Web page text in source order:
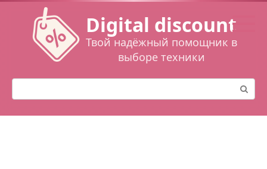
Перейти
контенту
Digital discount
Твой надёжный помощник в
выборе техники
Поиск: